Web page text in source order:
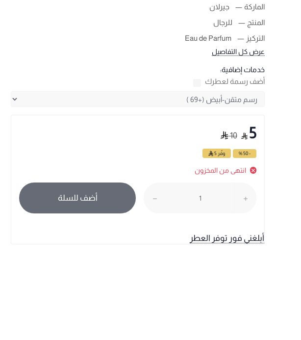
الماركة
جيرلان
المنتج
للرجال
التركيز
Eau de Parfum
عرض كل التفاصيل
خدمات إضافية:
أضف رسمة لعطرك
5
10
- 50 % وفّر 5
انتهى من المخزون
أضف للسلة
أبلغني فور توفر العطر